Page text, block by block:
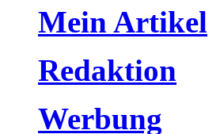
Mein Artikel
Redaktion
Werbung